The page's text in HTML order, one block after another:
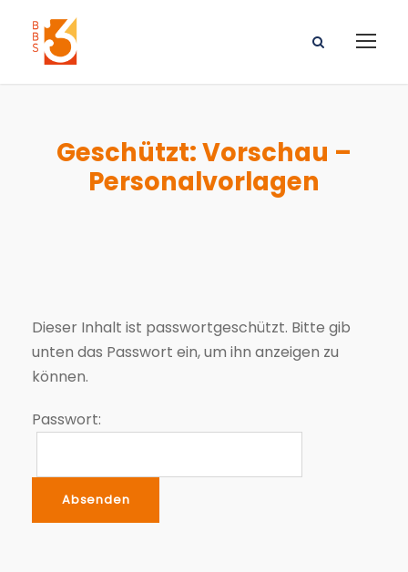
Geschützt: Vorschau –
Personalvorlagen
Dieser Inhalt ist passwortgeschützt. Bitte gib
unten das Passwort ein, um ihn anzeigen zu
können.
Passwort: